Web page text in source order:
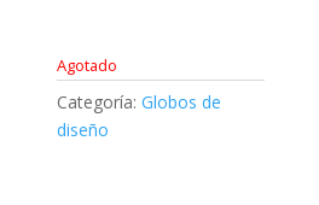
Agotado
Categoría:Globos de
diseño